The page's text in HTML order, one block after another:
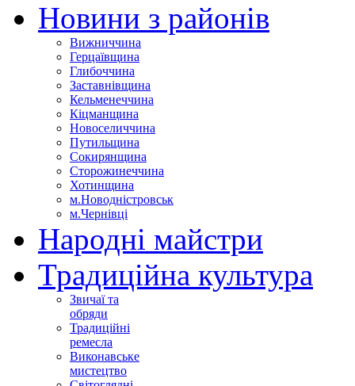
Новини з районів
Вижниччина
Герцаївщина
Глибоччина
Заставнівщина
Кельменеччина
Кіцманщина
Новоселиччина
Путильщина
Сокирянщина
Сторожинеччина
Хотинщина
м.Новодністровськ
м.Чернівці
Народні майстри
Традиційна культура
Звичаї та
обряди
Традиційні
ремесла
Виконавське
мистецтво